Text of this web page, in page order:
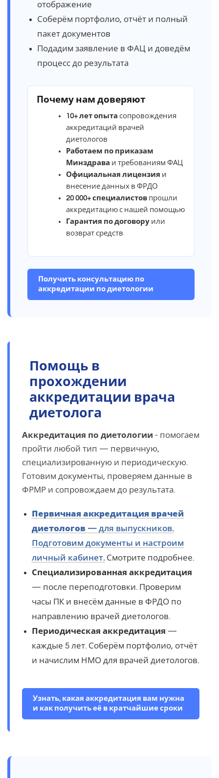
отображение
Соберём портфолио, отчёт и полный
пакет документов
Подадим заявление в ФАЦ и доведём
процесс до результата
Почему нам доверяют
10+ лет опыта сопровождения
аккредитаций врачей
диетологов
Работаем по приказам
Минздрава и требованиям ФАЦ
Официальная лицензия и
внесение данных в ФРДО
20 000+ специалистов прошли
аккредитацию с нашей помощью
Гарантия по договору или
возврат средств
Получить консультацию по
аккредитации по диетологии
Помощь в
прохождении
аккредитации врача
диетолога
Аккредитация по диетологии - помогаем
пройти любой тип — первичную,
специализированную и периодическую.
Готовим документы, проверяем данные в
ФРМР и сопровождаем до результата.
Первичная аккредитация врачей
диетологов — для выпускников.
Подготовим документы и настроим
личный кабинет.Смотрите подробнее.
Специализированная аккредитация
— после переподготовки. Проверим
часы ПК и внесём данные в ФРДО по
направлению врачей диетологов.
Периодическая аккредитация —
каждые 5 лет. Соберём портфолио, отчёт
и начислим НМО для врачей диетологов.
Узнать, какая аккредитация вам нужна
и как получить её в кратчайшие сроки